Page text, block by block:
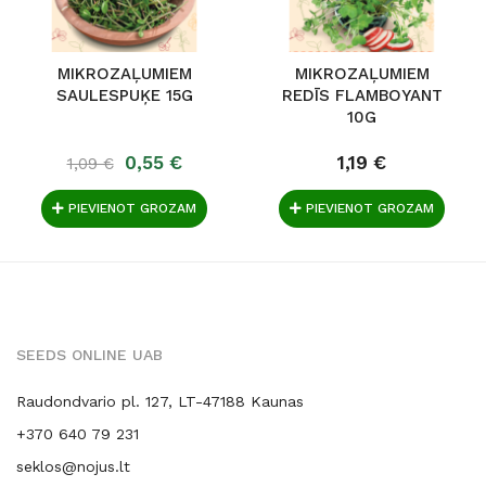
MIKROZAĻUMIEM
SAULESPUĶE 15G
1,09 € 0,55 €
PIEVIENOT GROZAM
MIKROZAĻUMIEM
REDĪS FLAMBOYANT
10G
1,19 €
PIEVIENOT GROZAM
SEEDS ONLINE UAB
Raudondvario pl. 127, LT-47188 Kaunas
+370 640 79 231
seklos@nojus.lt